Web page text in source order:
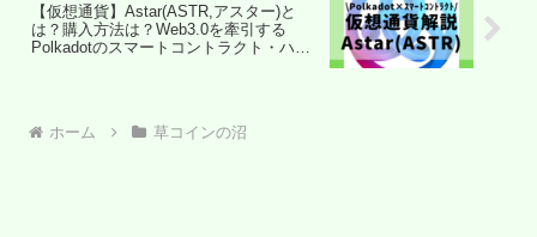
【仮想通貨】Astar(ASTR,アスター)と
は？購入方法は？Web3.0を牽引する
Polkadotのスマートコントラクト・ハブ
ホーム 草コインの沼